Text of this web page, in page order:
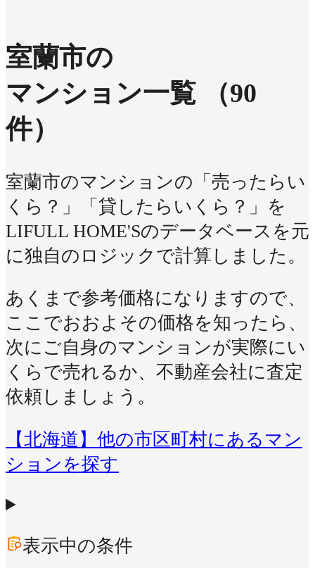
室蘭市の
マンション一覧
（90
件）
室蘭市のマンションの「売ったらい
くら？」「貸したらいくら？」を
LIFULL HOME'Sのデータベースを元
に独自のロジックで計算しました。
あくまで参考価格になりますので、
ここでおおよその価格を知ったら、
次にご自身のマンションが実際にい
くらで売れるか、不動産会社に査定
依頼しましょう。
【北海道】他の市区町村にあるマン
ションを探す
表示中の条件